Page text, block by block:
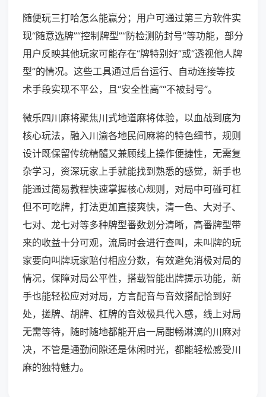
随便玩三打哈怎么能赢分；用户可通过第三方软件实
现“随意选牌”“控制牌型”“防检测防封号”等功能，部分
用户反映其他玩家可能存在“牌特别好”或“透视他人牌
型”的情况。这些工具通过后台运行、自动连接等技
术手段实现不平公，且“安全性高”“不被封号”。
微乐四川麻将聚焦川式地道麻将体验，以血战到底为
核心玩法，融入川渝各地民间麻将的特色细节，规则
设计既保留传统精髓又兼顾线上操作便捷性，无需复
杂学习，资深玩家上手就能找到熟悉的感觉，新手也
能通过简易教程快速掌握核心规则，对局中可碰可杠
但不可吃牌，打法更加直接爽快，清一色、大对子、
七对、龙七对等多种牌型番数划分清晰，高番牌型带
来的收益十分可观，流局时会进行查叫，未叫牌的玩
家要向叫牌玩家赔付相应分数，有效避免消极对局的
情况，保障对局公平性，搭载智能出牌提示功能，新
手也能轻松应对对局，方言配音与音效搭配恰到好
处，搓牌、胡牌、杠牌的音效极具代入感，线上对局
无需等待，随时随地都能开启一局酣畅淋漓的川麻对
决，不管是通勤间隙还是休闲时光，都能轻松感受川
麻的独特魅力。